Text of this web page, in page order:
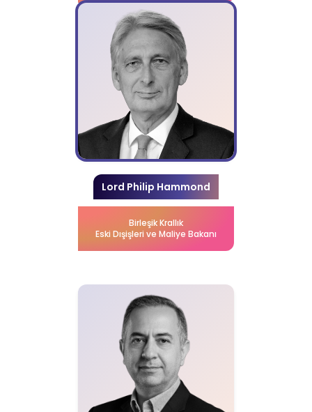
Lord Philip Hammond
Birleşik Krallık
Eski Dışişleri ve Maliye Bakanı